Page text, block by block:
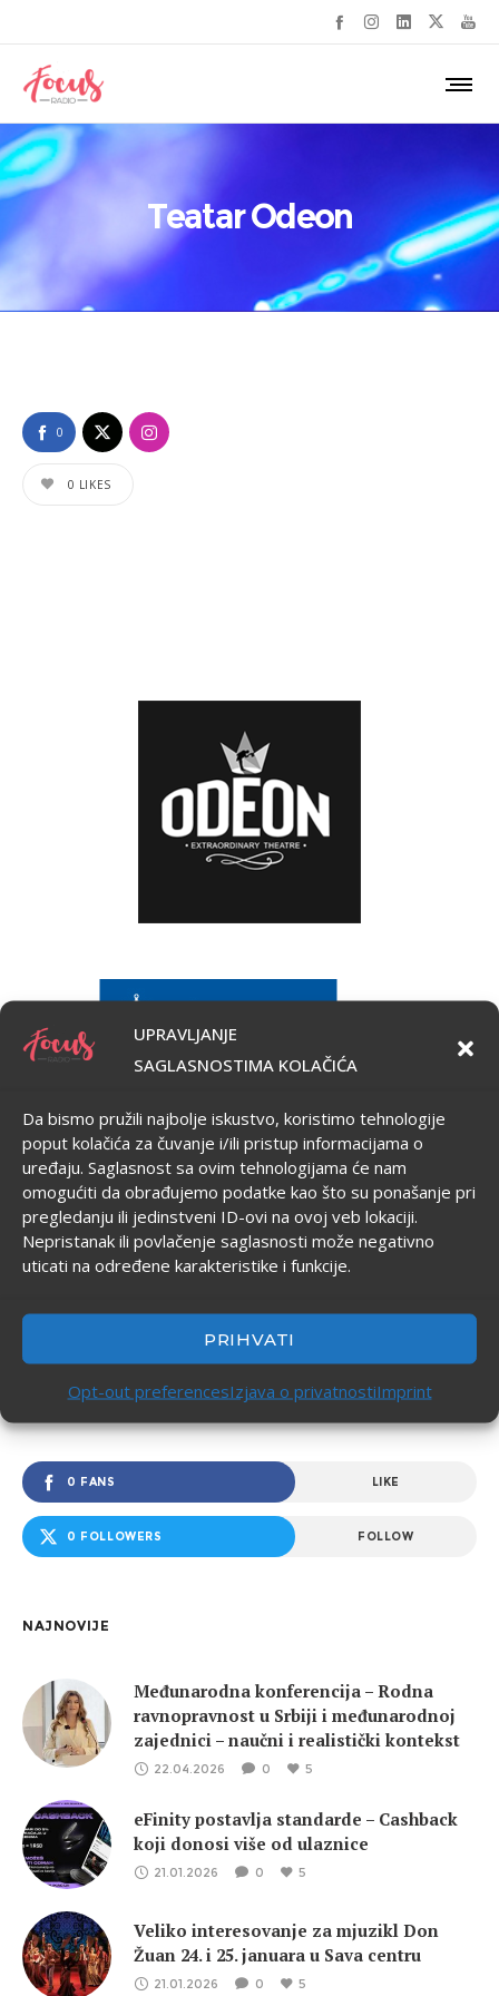
UPRAVLJANJE
SAGLASNOSTIMA KOLAČIĆA
Da bismo pružili najbolje iskustvo, koristimo tehnologije
poput kolačića za čuvanje i/ili pristup informacijama o
uređaju. Saglasnost sa ovim tehnologijama će nam
omogućiti da obrađujemo podatke kao što su ponašanje pri
pregledanju ili jedinstveni ID-ovi na ovoj veb lokaciji.
Nepristanak ili povlačenje saglasnosti može negativno
uticati na određene karakteristike i funkcije.
PRIHVATI
Opt-out preferencesIzjava o privatnostiImprint
Teatar Odeon
0
0 LIKES
0 FANS LIKE
0 FOLLOWERS FOLLOW
NAJNOVIJE
Međunarodna konferencija – Rodna
ravnopravnost u Srbiji i međunarodnoj
zajednici – naučni i realistički kontekst
22.04.2026 0 5
eFinity postavlja standarde – Cashback
koji donosi više od ulaznice
21.01.2026 0 5
Veliko interesovanje za mjuzikl Don
Žuan 24. i 25. januara u Sava centru
21.01.2026 0 5